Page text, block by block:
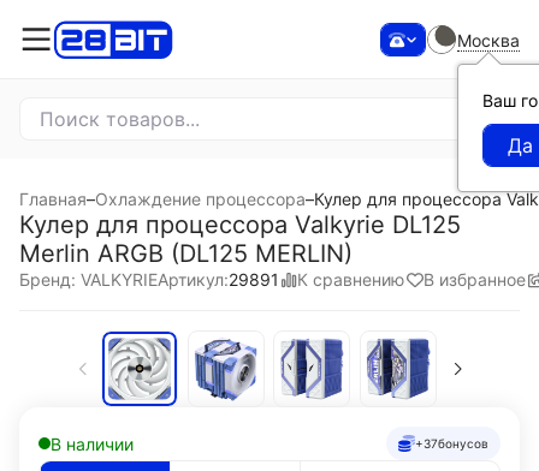
Москва
Ваш
Главная–Охлаждение процессора–Кулер для процессора
Кулер для процессора Valkyrie DL125
Merlin ARGB (DL125 MERLIN)
Бренд: VALKYRIEАртикул:29891 К сравнению В избранное
В наличии +37бонусов